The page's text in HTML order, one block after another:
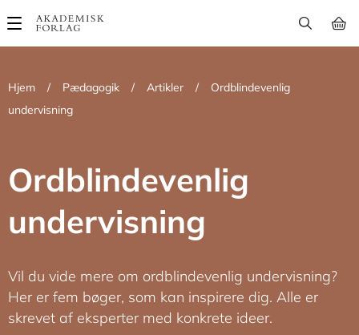
Main
navigation
Hjem / Pædagogik / Artikler /
Ordblindevenlig
undervisning
Ordblindevenlig
undervisning
Vil du vide mere om ordblindevenlig undervisning?
Her er fem bøger, som kan inspirere dig. Alle er
skrevet af eksperter med konkrete ideer.